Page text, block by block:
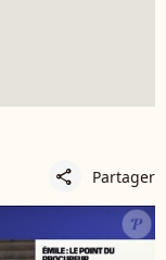
share Partager